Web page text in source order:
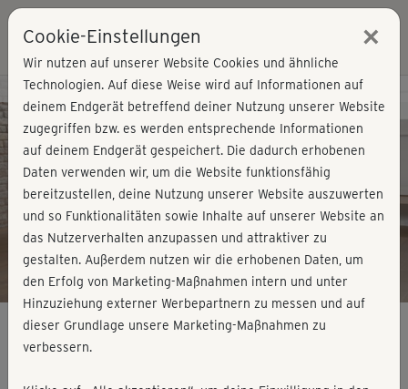
Play
Video
Kursvorschau - Jetzt mitmachen!
Powerband - Ganzkörper kurz
Cookie-Einstellungen ×
Wir nutzen auf unserer Website Cookies und ähnliche
Technologien. Auf diese Weise wird auf Informationen auf
deinem Endgerät betreffend deiner Nutzung unserer Website
zugegriffen bzw. es werden entsprechende Informationen
auf deinem Endgerät gespeichert. Die dadurch erhobenen
Daten verwenden wir, um die Website funktionsfähig
bereitzustellen, deine Nutzung unserer Website auszuwerten
und so Funktionalitäten sowie Inhalte auf unserer Website an
das Nutzerverhalten anzupassen und attraktiver zu
gestalten. Außerdem nutzen wir die erhobenen Daten, um
den Erfolg von Marketing-Maßnahmen intern und unter
Hinzuziehung externer Werbepartnern zu messen und auf
dieser Grundlage unsere Marketing-Maßnahmen zu
verbessern.